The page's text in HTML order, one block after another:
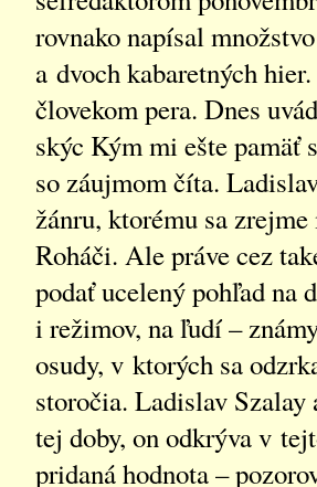
rovnako napísal
a dvoch kabaretných
človekom pera. Dnes
skýc Kým mi ešte pamäť
so záujmom číta.
žánru, ktorému sa
Roháči. Ale práve cez
podať ucelený pohľad na
i režimov, na ľudí –
osudy, v ktorých sa
storočia. Ladislav
tej doby, on odkrýva v
pridaná hodnota –